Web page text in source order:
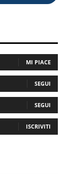
MI PIACE
SEGUI
SEGUI
ISCRIVITI